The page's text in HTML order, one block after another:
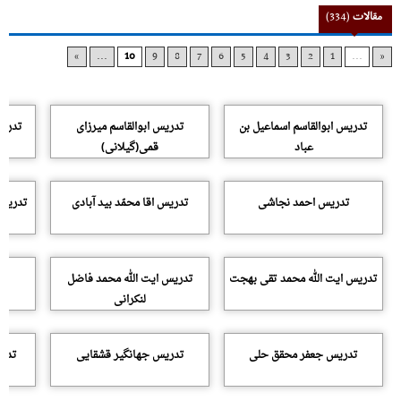
مقالات(334)
«
...
1
2
3
4
5
6
7
8
9
10
...
»
تدریس ابوالقاسم اسماعیل بن
عباد
تدریس ابوالقاسم میرزای
قمی(گیلانی)
تدریس احمد نجاشی تدریس اقا محمّد بید آبادی
تدریس ایت الله محمد تقی بهجت
تدریس ایت الله محمد فاضل
لنکرانی
تدریس جعفر محقق حلی تدریس جهانگیر قشقایی